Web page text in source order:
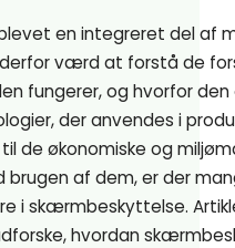
en integreret del af
værd at forstå de
fungerer, og hvorfor den
der anvendes i
de økonomiske og
brugen af dem, er der
i skærmbeskyttelse.
hvordan